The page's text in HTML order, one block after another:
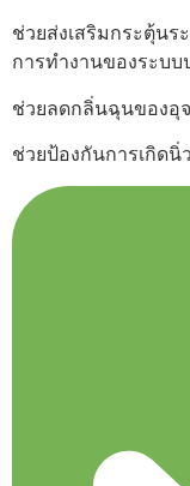
ช่วยส่งเสริมกระตุ้น
การทำงานของระบ
ช่วยลดกลิ่นฉุนของอุ
ช่วยป้องกันการเกิดนิ่